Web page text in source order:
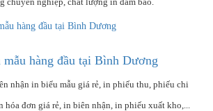
hàng đầu tại Bình Dương
nhận in biểu mẫu giá rẻ, in phiếu thu, phiếu chi
hóa đơn giá rẻ, in biên nhận, in phiếu xuất kho,...